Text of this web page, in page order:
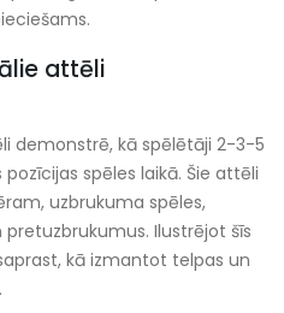
attēli
demonstrē, kā spēlētāji 2-3-5
spēles laikā. Šie attēli
uzbrukuma spēles,
Ilustrējot šīs
kā izmantot telpas un